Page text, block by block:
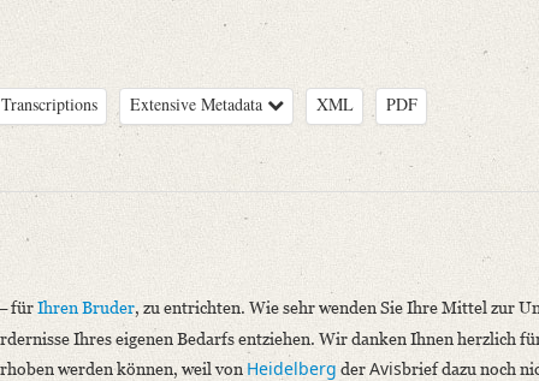
Extensive Metadata XML PDF
fürIhren Bruder, zu entrichten. Wie sehr wenden Sie Ihre Mittel zur
Ihres eigenen Bedarfs entziehen. Wir danken Ihnen herzlich
werden können, weil von HeidelbergderAvisbrief dazu noch